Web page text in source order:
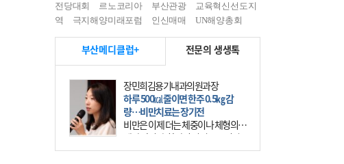
전당대회
르노코리아 부산관광
교육혁신선도지
역
극지해양미래포럼 인신매매 UN해양총회
부산메디클럽+ 전문의 생생톡
장민희김용기내과의원과장
하루 500㎉ 줄이면 한주 0.5㎏ 감
량…비만치료는 장기전
비만은 이제 더는 체중이나 체형의 문
제가 아니다. 하나의 질병으로 인지
하고 치료와 관리를 해야 한다. 세계